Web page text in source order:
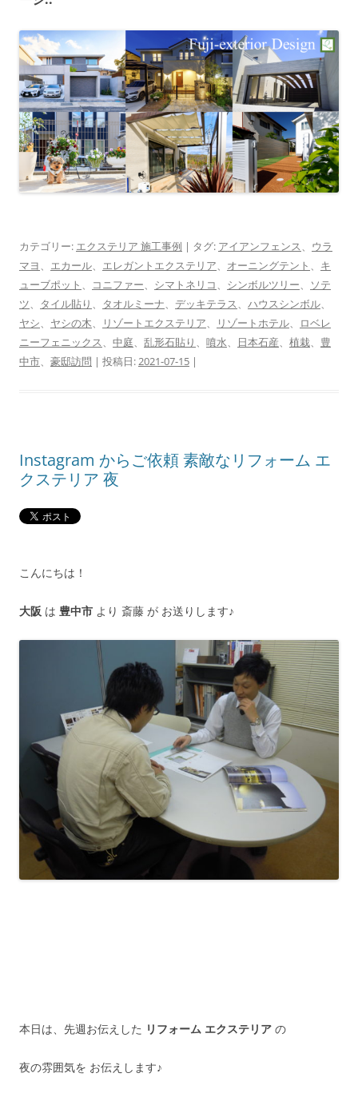
カテゴリー: エクステリア 施工事例 | タグ: アイアンフェンス、 ウラ
マヨ、 エカール、 エレガントエクステリア、 オーニングテント 、 キ
ューブポット 、 コニファー、 シマトネリコ、 シンボルツリー、
ソテ
ツ、 タイル貼り 、 タオルミーナ、 デッキテラス、 ハウスシンボル、
ヤシ、 ヤシの木、 リゾートエクステリア、 リゾートホテル、
ロベレ
ニーフェニックス、 中庭、 乱形石貼り 、 噴水、 日本石産、 植栽、 豊
中市、 豪邸訪問 | 投稿日:2021-07-15 |
Instagram からご依頼 素敵なリフォーム エ
クステリア 夜
こんにちは！
大阪 は 豊中市 より 斎藤 が お送りします♪
本日は、先週お伝えした リフォーム エクステリア の
夜の雰囲気を お伝えします♪